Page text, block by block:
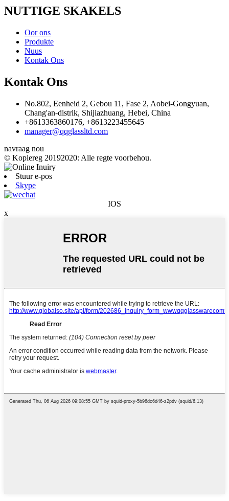
NUTTIGE SKAKELS
Oor ons
Produkte
Nuus
Kontak Ons
Kontak Ons
No.802, Eenheid 2, Gebou 11, Fase 2, Aobei-Gongyuan,
Chang'an-distrik, Shijiazhuang, Hebei, China
+8613363860176, +8613223455645
manager@qqglassltd.com
navraag nou
© Kopiereg 20192020: Alle regte voorbehou.
Stuur e-pos
Skype
IOS
x